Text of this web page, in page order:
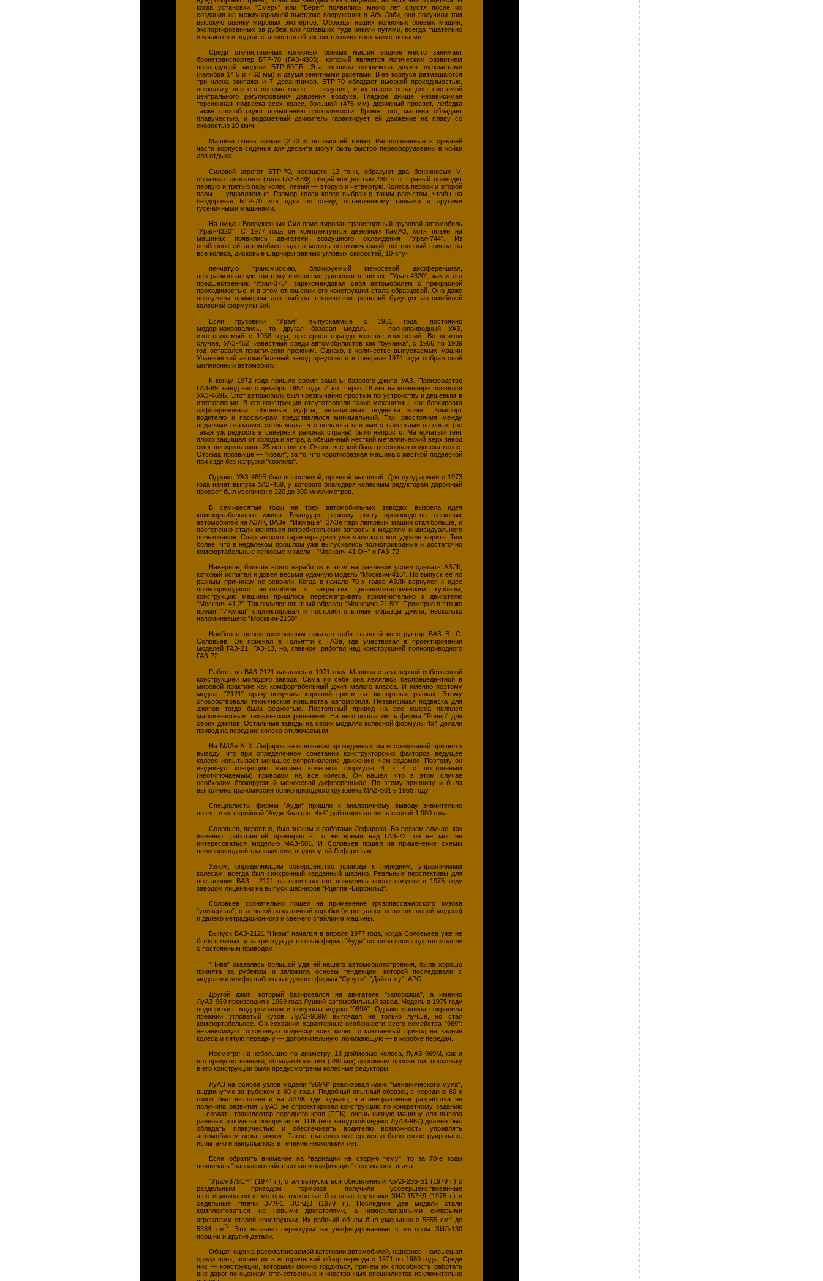
когда установки "Смерч" или "Берег" появились много лет спустя после их
создания на международной выставке вооружения в Абу-Даби, они получили там
высокую оценку мировых экспертов. Образцы наших колесных боевых машин,
экспортированных за рубеж или попавших туда иными путями, всегда тщательно
изучаются и подчас становятся объектом технического заимствования.
Среди отечественных колесных боевых машин видное место занимает
бронетранспортер БТР-70 (ГАЗ-4905), который является логическим развитием
предыдущей модели БТР-60ПБ. Эта машина вооружена двумя пулеметами
(калибра 14,5 и 7,62 мм) и двумя зенитными ракетами. В ее корпусе размещаются
три члена экипажа и 7 десантников. БТР-70 обладает высокой проходимостью,
поскольку все его восемь колес — ведущие, и их шасси оснащены системой
центрального регулирования давления воздуха. Гладкое днище, независимая
торсионная подвеска всех колес, большой (475 мм) дорожный просвет, лебедка
также способствуют повышению проходимости. Кроме того, машина обладает
плавучестью, и водометный движитель гарантирует ей движение на плаву со
скоростью 10 км/ч.
Машина очень низкая (2,23 м по высшей точке). Расположенные в средней
части корпуса сиденья для десанта могут быть быстро переоборудованы в койки
для отдыха.
Силовой агрегат БТР-70, весящего 12 тонн, образуют два бензиновых V-
образных двигателя (типа ГАЗ-53Ф) общей мощностью 230 л. с. Правый приводит
первую и третью пару колес, левый — вторую и четвертую. Колеса первой и второй
пары — управляемые. Размер колеи колес выбран с таким расчетом, чтобы на
бездорожье БТР-70 мог идти по следу, оставляемому танками и другими
гусеничными машинами.
На нужды Вооруженных Сил ориентирован транспортный грузовой автомобиль
"Урал-4320". С 1977 года он комплектуется дизелями КамАЗ, хотя позже на
машинах появились двигатели воздушного охлаждения "Урал-744". Из
особенностей автомобиля надо отметить неотключаемый, постоянный привод на
все колеса, дисковые шарниры равных угловых скоростей, 10-сту-
пенчатую трансмиссию, блокируемый межосевой дифференциал,
централизованную систему изменения давления в шинах. "Урал-4320", как и его
предшественник "Урал-375", зарекомендовал себя автомобилем с прекрасной
проходимостью, и в этом отношении его конструкция стала образцовой. Она даже
послужила примером для выбора технических решений будущих автомобилей
колесной формулы 6x6.
Если грузовики "Урал", выпускаемые с 1961 года, постоянно
модернизировались, то другая базовая модель — полноприводный УАЗ,
изготовляемый с 1958 года, претерпел гораздо меньше изменений. Во всяком
случае, УАЗ-452, известный среди автомобилистов как "буханка", с 1966 по 1989
год оставался практически прежним. Однако, в количестве выпускаемых машин
Ульяновский автомобильный завод преуспел и в феврале 1974 года собрал свой
миллионный автомобиль.
К концу 1972 года пришло время замены базового джипа УАЗ. Производство
ГАЗ-69 завод вел с декабря 1954 года. И вот через 18 лет на конвейере появился
УАЗ-469Б. Этот автомобиль был чрезвычайно простым по устройству и дешевым в
изготовлении. В его конструкции отсутствовали такие механизмы, как блокировка
дифференциала, обгонные муфты, независимая подвеска колес. Комфорт
водителю и пассажирам представлялся минимальный. Так, расстояния между
педалями оказались столь малы, что пользоваться ими с валенками на ногах (не
такая уж редкость в северных районах страны) было непросто. Матерчатый тент
плохо защищал от холода и ветра, а обещанный жесткий металлический верх завод
смог внедрить лишь 25 лет спустя. Очень жесткой была рессорная подвеска колес.
Отсюда прозвище — "козел", за то, что короткобазная машина с жесткой подвеской
при езде без нагрузки "козлила".
Однако, УАЗ-469Б был выносливой, прочной машиной. Для нужд армии с 1973
года начат выпуск УАЗ-469, у которого благодаря колесным редукторам дорожный
просвет был увеличен с 220 до 300 миллиметров.
В семидесятые годы на трех автомобильных заводах вызрела идея
комфортабельного джипа. Благодаря резкому росту производства легковых
автомобилей на АЗЛК, ВАЗе, "Ижмаше", ЗАЗе парк легковых машин стал больше, и
постепенно стали меняться потребительские запросы к моделям индивидуального
пользования. Спартанского характера джип уже мало кого мог удовлетворить. Тем
более, что в недалеком прошлом уже выпускались полноприводные и достаточно
комфортабельные легковые модели - "Москвич-41 ОН" и ГАЗ-72.
Наверное, больше всего наработок в этом направлении успел сделать АЗЛК,
который испытал и довел весьма удачную модель "Москвич-416". Но выпуск ее по
разным причинам не освоили. Когда в начале 70-х годов АЗЛК вернулся к идее
попноприводного автомобиля с закрытым цельнометаллическим кузовом,
конструкцию машины пришлось пересматривать применительно к двигателю
"Москвич-41 2". Так родился опытный образец "Москвича-21 50". Примерно в это же
время "Ижмаш" спроектировал и построил опытные образцы джипа, несколько
напоминавшего "Москвич-2150".
Наиболее целеустремленным показал себя главный конструктор ВАЗ В. С.
Соловьев. Он приехал в Тольятти с ГАЗа, где участвовал в проектировании
моделей ГАЗ-21, ГАЗ-13, но, главное, работал над конструкцией полноприводного
ГАЗ-72.
Работы по ВАЗ-2121 начались в 1971 году. Машина стала первой собственной
конструкцией молодого завода. Сама по себе она являлась беспрецедентной в
мировой практике как комфортабельный джип малого класса. И именно поэтому
модель "2121" сразу получила хороший прием на экспортных рынках. Этому
способствовали технические новшества автомобиля. Независимая подвеска для
джипов тогда была редкостью. Постоянный привод на все колеса являлся
малоизвестным техническим решением. На него пошла лишь фирма "Ровер" для
своих джипов. Остальные заводы на своих моделях колесной формулы 4x4 делали
привод на передние колеса отключаемым.
На МАЗе А. X. Лефаров на основании проведенных им исследований пришел к
выводу, что при определенном сочетании конструкторских факторов ведущее
колесо испытывает меньшее сопротивление движению, чем ведомое. Поэтому он
выдвинул концепцию машины колесной формулы 4 х 4 с постоянным
(неоткпючаемым) приводом на все колеса. Он нашел, что в этом случае
необходим блокируемый межосевой дифференциал. По этому принципу и была
выполнена трансмиссия полноприводного грузовика МАЗ-501 в 1955 году.
Специалисты фирмы "Ауди" пришли к аналогичному выводу значительно
позже, и их серийный "Ауди-Кваттро -4x4" дебютировал лишь весной 1 980 года.
Соловьев, вероятно, был знаком с работами Лефарова. Во всяком случае, как
инженер, работавший примерно в то же время над ГАЗ-72, он не мог не
интересоваться моделью МАЗ-501. И Соловьев пошел на применение схемы
полноприводной трансмиссии, выдвинутой Лефаровым.
Узлом, определяющим совершенство привода к передним, управляемым
колесам, всегда был синхронный карданный шарнир. Реальные перспективы для
постановки ВАЗ - 2121 на производство появились после покупки в 1975 году
заводом лицензии на выпуск шарниров "Рцеппа -Бирфильд".
Соловьев сознательно пошел на применение грузопассажирского кузова
"универсал", отдельной раздаточной коробки (упрощалось освоение новой модели)
и далеко нетрадиционного и свежего стайлинга машины.
Выпуск ВАЗ-2121 "Нивы" начался в апреле 1977 года, когда Соловьева уже не
было в живых, и за три года до того как фирма "Ауди" освоила производство модели
с постоянным приводом.
"Нива" оказалась большой удачей нашего автомобилестроения, была хорошо
принята за рубежом и заложила основы тенденции, которой последовали с
моделями комфортабельных джипов фирмы "Сузуки", "Дайхатсу", АРО.
Другой джип, который базировался на двигателе "запорожца", а именно
ЛуАЗ-969 производил с 1969 года Луцкий автомобильный завод. Модель в 1975 году
подверглась модернизации и получила индекс "969А". Однако машина сохранила
прежний угловатый кузов. ЛуАЗ-969М выглядел не только лучше, но стал
комфортабельнее. Он сохранил характерные особенности всего семейства "969":
независимую торсионную подвеску всех колес, отключаемый привод на задние
колеса и пятую передачу — дополнительную, понижающую — в коробке передач.
Несмотря на небольшие по диаметру, 13-дюймовые колеса, ЛуАЗ-969М, как и
его предшественники, обладал большим (280 мм) дорожным просветом, поскольку
в его конструкции были предусмотрены колесные редукторы.
ЛуАЗ на основе узлов модели "969М" реализовал идею "механического мула",
выдвинутую за рубежом в 60-е годы. Подобный опытный образец в середине 60-х
годов был выполнен и на АЗЛК, где, однако, эта инициативная разработка не
получипа развития. ЛуАЗ же спроектировал конструкцию по конкретному заданию
— создать транспортер переднего края (ТПК), очень низкую машину для вывоза
раненых и подвоза боеприпасов. ТПК (его заводской индекс ЛуАЗ-967) должен был
обладать плавучестью и обеспечивать водителю возможность управлять
автомобилем лежа ничком. Такое транспортное средство было сконструировано,
испытано и выпускалось в течение нескольких лет.
Если обратить внимание на "вариации на старую тему", то за 70-е годы
появилась "народнохозяйственная модификация" седельного тягача
"Урал-375СН" (1974 г.), стал выпускаться обновленный КрАЗ-255-Б1 (1979 г.) с
раздельным приводом тормозов, получили усовершенствованные
шестиципиндровые моторы трехосные бортовые грузовики ЗИЛ-157КД (1978 г.) и
седельные тягачи ЗИЛ-1 ЗОКДВ (1979 г.). Последние две модели стали
комплектоваться не новыми двигателями, а нижнеклапанными силовыми
агрегатами старой конструкции. Их рабочий объем был уменьшен с 5555 см3до
5384 см3. Это вызвано переходом на унифицированные с мотором ЗИЛ-130
поршни и другие детали.
Общая оценка рассматриваемой категории автомобилей, наверное, наивысшая
среди всех, попавших в исторический обзор периода с 1971 по 1980 годы. Среди
них — конструкции, которыми можно гордиться, причем их способность работать
вне дорог по оценкам отечественных и иностранных специалистов исключительно